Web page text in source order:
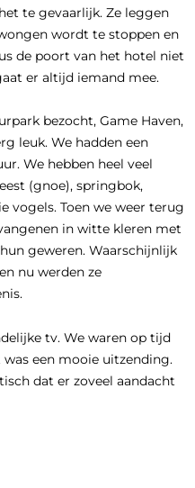
te gevaarlijk. Ze leggen
wordt te stoppen en
de poort van het hotel niet
er altijd iemand mee.
bezocht, Game Haven,
leuk. We hadden een
We hebben heel veel
(gnoe), springbok,
vogels. Toen we weer terug
in witte kleren met
geweren. Waarschijnlijk
nu werden ze
tv. We waren op tijd
een mooie uitzending.
dat er zoveel aandacht